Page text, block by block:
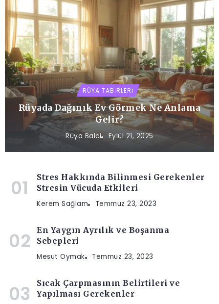
RÜYA TABIRLERI
Rüyada Dağınık Ev Görmek Ne Anlama
Gelir?
Rüya Balci Eylül 21, 2025
Stres Hakkında Bilinmesi Gerekenler
Stresin Vücuda Etkileri
Kerem Sağlam Temmuz 23, 2023
En Yaygın Ayrılık ve Boşanma
Sebepleri
Mesut Oymak Temmuz 23, 2023
Sıcak Çarpmasının Belirtileri ve
Yapılması Gerekenler